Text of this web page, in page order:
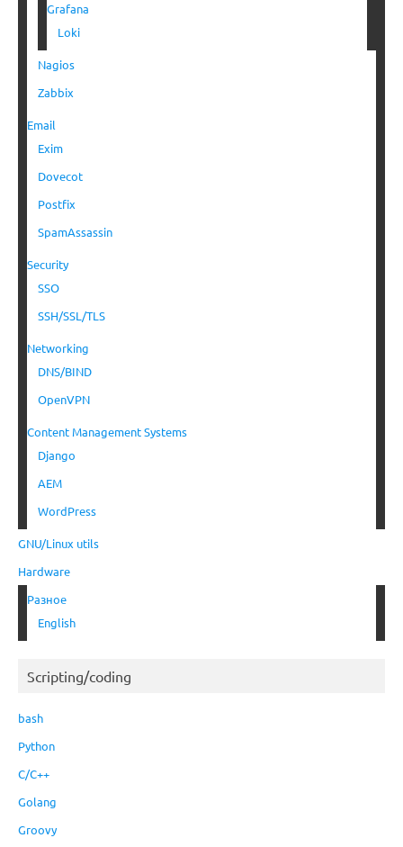
Grafana
Loki
Nagios
Zabbix
Email
Exim
Dovecot
Postfix
SpamAssassin
Security
SSO
SSH/SSL/TLS
Networking
DNS/BIND
OpenVPN
Content Management Systems
Django
AEM
WordPress
GNU/Linux utils
Hardware
Разное
English
Scripting/coding
bash
Python
C/C++
Golang
Groovy